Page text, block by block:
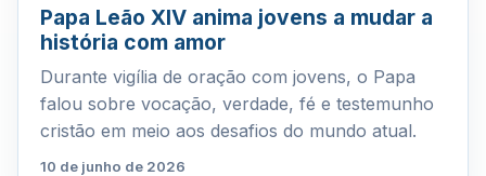
Papa Leão XIV anima jovens a mudar a
história com amor
Durante vigília de oração com jovens, o Papa
falou sobre vocação, verdade, fé e testemunho
cristão em meio aos desafios do mundo atual.
10 de junho de 2026